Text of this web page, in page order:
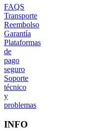
FAQS
Transporte
Reembolso
Garantía
Plataformas
de
pago
seguro
Soporte
técnico
y
problemas
INFO